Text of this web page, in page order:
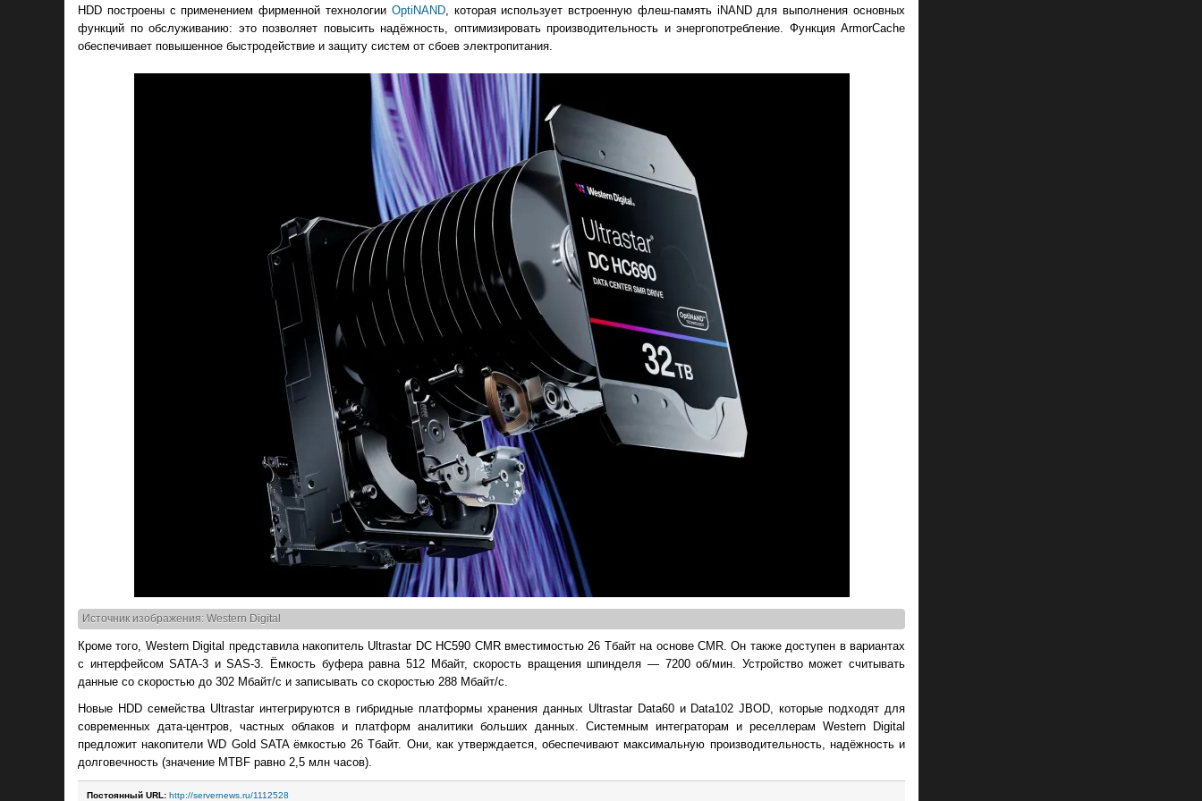
HDD построены с применением фирменной технологии OptiNAND, которая использует встроенную флеш-память iNAND для выполнения основных
функций по обслуживанию: это позволяет повысить надёжность, оптимизировать производительность и энергопотребление. Функция ArmorCache
обеспечивает повышенное быстродействие и защиту систем от сбоев электропитания.
Источник изображения: Western Digital
Кроме того, Western Digital представила накопитель Ultrastar DC HC590 CMR вместимостью 26 Тбайт на основе CMR. Он также доступен в вариантах
с интерфейсом SATA-3 и SAS-3. Ёмкость буфера равна 512 Мбайт, скорость вращения шпинделя — 7200 об/мин. Устройство может считывать
данные со скоростью до 302 Мбайт/с и записывать со скоростью 288 Мбайт/с.
Новые HDD семейства Ultrastar интегрируются в гибридные платформы хранения данных Ultrastar Data60 и Data102 JBOD, которые подходят для
современных дата-центров, частных облаков и платформ аналитики больших данных. Системным интеграторам и реселлерам Western Digital
предложит накопители WD Gold SATA ёмкостью 26 Тбайт. Они, как утверждается, обеспечивают максимальную производительность, надёжность и
долговечность (значение MTBF равно 2,5 млн часов).
Постоянный URL: http://servernews.ru/1112528